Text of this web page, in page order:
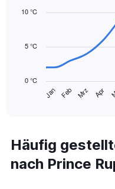
with
has
categories.
Range:
14
Jan Feb Mrz Apr
0 °C
5 °C
10 °C
Häufig
nach Prince